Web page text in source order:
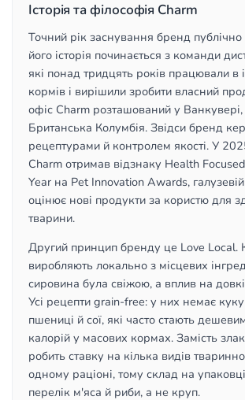
Історія та філософія Charm
Точний рік заснування бренд публічно
його історія починається з команди
які понад тридцять років працювали в
кормів і вирішили зробити власний
офіс Charm розташований у Ванкувері,
Британська Колумбія. Звідси бренд
рецептурами й контролем якості. У
Charm отримав відзнаку Health
Year на Pet Innovation Awards,
оцінює нові продукти за користю для
тварини.
Другий принцип бренду це Love Local.
виробляють локально з місцевих
сировина була свіжою, а вплив на
Усі рецепти grain-free: у них немає
пшениці й сої, які часто стають
калорій у масових кормах. Замість
робить ставку на кілька видів
одному раціоні, тому склад на
перелік м'яса й риби, а не круп.